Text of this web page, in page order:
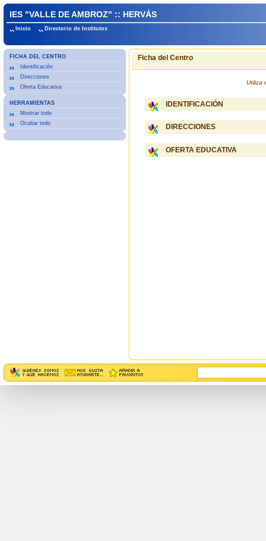
IES "VALLE DE AMBROZ" :: HERVÁS
Inicio Directorio de Institutos
FICHA DEL CENTRO
Identificación
Direcciones
Oferta Educativa
HERRAMIENTAS
Mostrar todo
Ocultar todo
Ficha del Centro
Utiliza
IDENTIFICACIÓN
DIRECCIONES
OFERTA EDUCATIVA